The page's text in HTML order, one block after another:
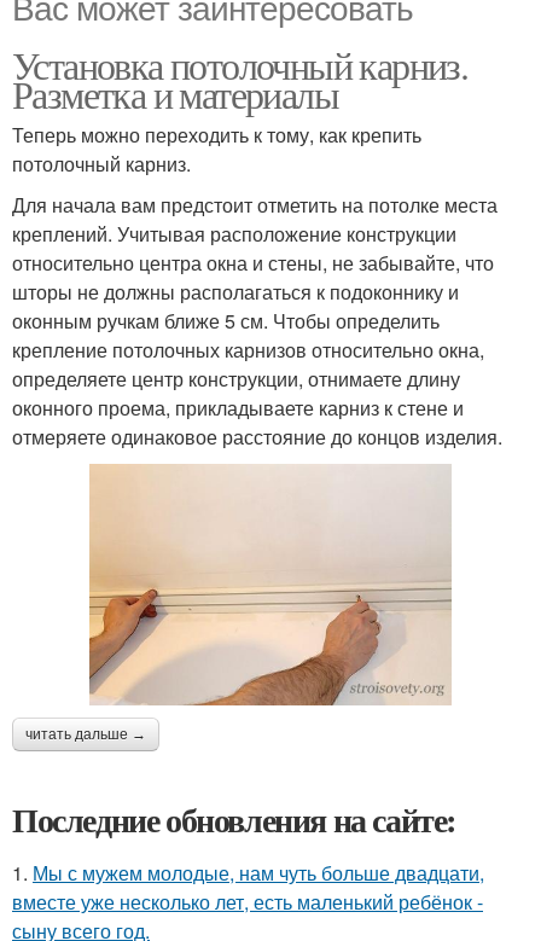
Установка потолочный карниз.
Разметка и материалы
Теперь можно переходить к тому, как крепить
потолочный карниз.
Для начала вам предстоит отметить на потолке места
креплений. Учитывая расположение конструкции
относительно центра окна и стены, не забывайте, что
шторы не должны располагаться к подоконнику и
оконным ручкам ближе 5 см. Чтобы определить
крепление потолочных карнизов относительно окна,
определяете центр конструкции, отнимаете длину
оконного проема, прикладываете карниз к стене и
отмеряете одинаковое расстояние до концов изделия.
читать дальше →
Последние обновления на сайте:
1. Мы с мужем молодые, нам чуть больше двадцати,
вместе уже несколько лет, есть маленький ребёнок -
сыну всего год.